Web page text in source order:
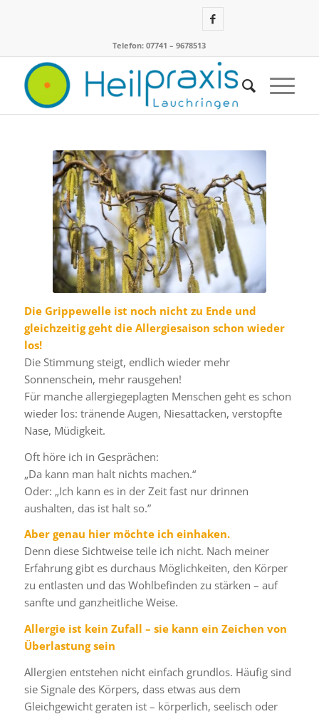
Telefon: 07741 – 9678513
Die Grippewelle ist noch nicht zu Ende und
gleichzeitig geht die Allergiesaison schon wieder
los!
Die Stimmung steigt, endlich wieder mehr
Sonnenschein, mehr rausgehen!
Für manche allergiegeplagten Menschen geht es schon
wieder los: tränende Augen, Niesattacken, verstopfte
Nase, Müdigkeit.
Oft höre ich in Gesprächen:
„Da kann man halt nichts machen.“
Oder: „Ich kann es in der Zeit fast nur drinnen
aushalten, das ist halt so.”
Aber genau hier möchte ich einhaken.
Denn diese Sichtweise teile ich nicht. Nach meiner
Erfahrung gibt es durchaus Möglichkeiten, den Körper
zu entlasten und das Wohlbefinden zu stärken – auf
sanfte und ganzheitliche Weise.
Allergie ist kein Zufall – sie kann ein Zeichen von
Überlastung sein
Allergien entstehen nicht einfach grundlos. Häufig sind
sie Signale des Körpers, dass etwas aus dem
Gleichgewicht geraten ist – körperlich, seelisch oder